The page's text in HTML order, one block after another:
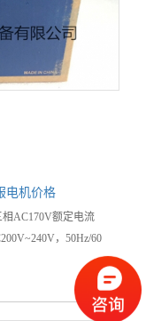
电机价格
AC170V额定电流
，50Hz/60